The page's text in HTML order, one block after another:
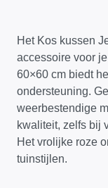
Het Kos kussen
accessoire voor
60×60 cm biedt
ondersteuning.
weerbestendige
kwaliteit, zelfs bij
Het vrolijke roze
tuinstijlen.